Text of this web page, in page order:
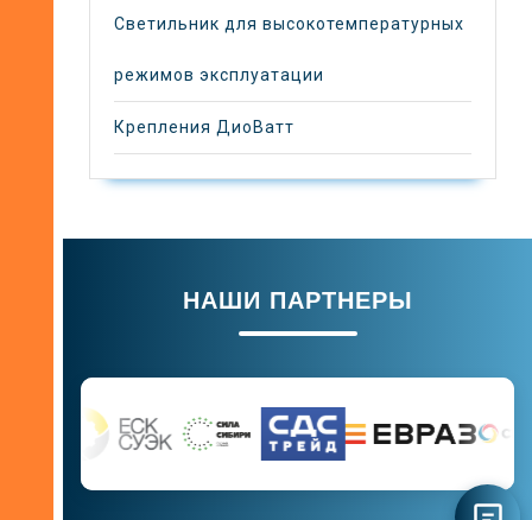
Светильник для высокотемпературных
режимов эксплуатации
Крепления ДиоВатт
НАШИ ПАРТНЕРЫ